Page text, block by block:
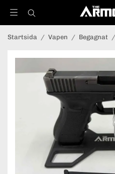
Startsida / Vapen / Begagnat /